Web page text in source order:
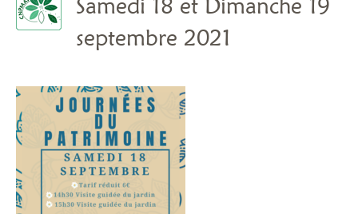
Samedi 18 et Dimanche 19
septembre 2021